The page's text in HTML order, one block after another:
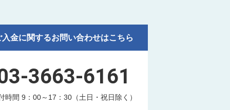
入金に関するお問い合わせはこちら
3663-6161
時間 9：00～17：30（土日・祝日除く）